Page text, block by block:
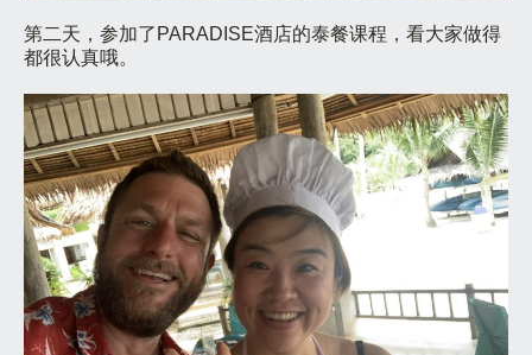
第二天，参加了PARADISE酒店的泰餐课程，看大家做得
都很认真哦。